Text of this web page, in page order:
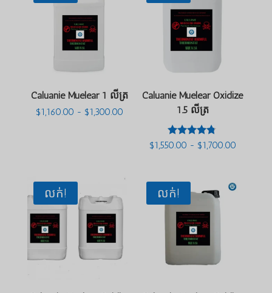
Caluanie Muelear 1 លីត្រ
$1,160.00 - $1,300.00ជួរ
$1,300.00
Caluanie Muelear Oxidize
1.5 លីត្រ
វាយតម្លៃ
$1,550.00 - $1,700.00ជួរ
លក់! លក់!